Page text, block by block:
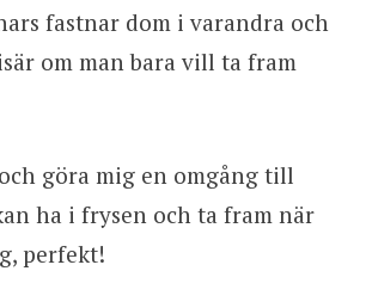
fastnar dom i varandra och
om man bara vill ta fram
göra mig en omgång till
ha i frysen och ta fram när
perfekt!